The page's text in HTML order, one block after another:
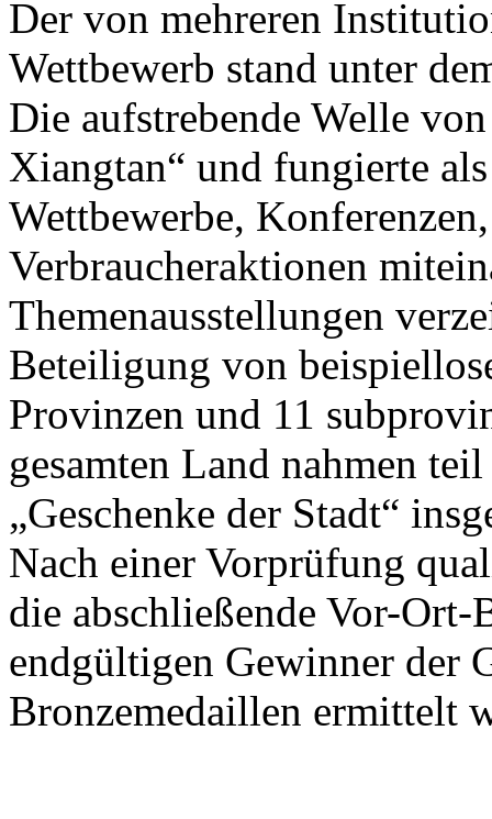
Der von mehreren
Wettbewerb stand unter
Die aufstrebende Welle
Xiangtan“ und fungierte
Wettbewerbe,
Verbraucheraktionen
Themenausstellungen
Beteiligung von
Provinzen und 11
gesamten Land nahmen
„Geschenke der Stadt“
Nach einer Vorprüfung
die abschließende Vor-
endgültigen Gewinner der
Bronzemedaillen ermittelt